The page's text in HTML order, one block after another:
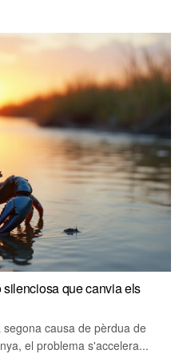
que canvia els
causa de pèrdua de
el problema s'accelera...